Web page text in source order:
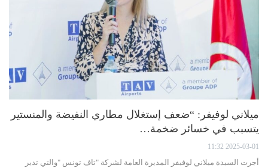
ميلاني لوفيفر: “ضعف إستغلال مطاري النفيضة والمنستير
يتسبب في خسائر ضخمة…
2025-03-01 11:32
أجرت السيدة ميلاني لوفيفر المديرة العامة لشركة "تاف تونس "والتي تدير